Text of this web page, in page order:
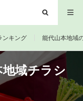
ンキング 能代山本地域
域チラシ